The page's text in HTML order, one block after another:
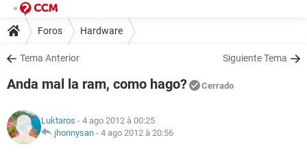
Foros Hardware
Tema Anterior Siguiente Tema
Anda mal la ram, como hago? Cerrado
Luktaros - 4 ago 2012 à 00:25
jhonnysan - 4 ago 2012 à 20:56